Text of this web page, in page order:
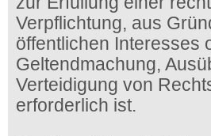
Verpflichtung, aus
öffentlichen Interesses
Geltendmachung,
Verteidigung von
erforderlich ist.